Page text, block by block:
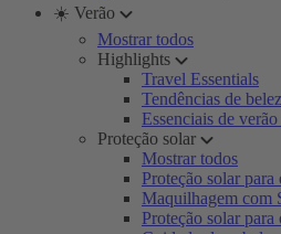
☀️ Verão
Mostrar todos
Highlights
Travel Essentials
Tendências de
Essenciais de
Proteção solar
Mostrar todos
Proteção solar para
Maquilhagem com
Proteção solar para